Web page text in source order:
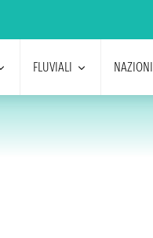
FLUVIALI NAZIONI